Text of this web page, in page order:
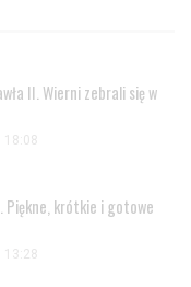
II. Wierni zebrali się w
Piękne, krótkie i gotowe